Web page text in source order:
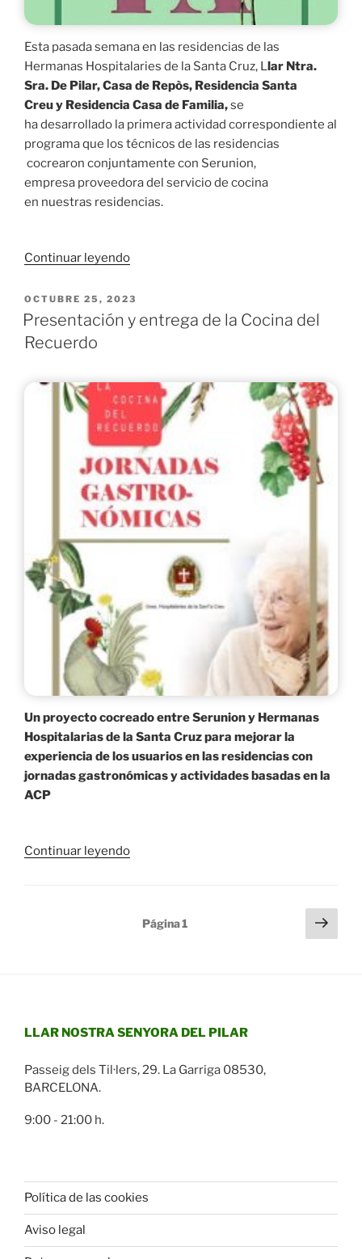
Esta pasada semana en las residencias de las
Hermanas Hospitalaries de la Santa Cruz, Llar Ntra.
Sra. De Pilar, Casa de Repòs, Residencia Santa
Creu y Residencia Casa de Familia,se
ha desarrollado la primera actividad correspondiente al
programa que los técnicos de las residencias
cocrearon conjuntamente con Serunion,
empresa proveedora del servicio de cocina
en nuestras residencias.
Continuar leyendo«En
Residencias
de
la
Santa
Creu:
Elaboramos
pan.»
PUBLICADO
EL
OCTUBRE 25, 2023
Presentación y entrega de la Cocina del
Recuerdo
Un proyecto cocreado entre Serunion y Hermanas
Hospitalarias de la Santa Cruz para mejorar la
experiencia de los usuarios en las residencias con
jornadas gastronómicas y actividades basadas en la
ACP
Continuar leyendo«Presentación
Página1
LLAR NOSTRA SENYORA DEL PILAR
Passeig dels Til·lers, 29. La Garriga 08530,
BARCELONA.
9:00 - 21:00 h.
Política de las cookies
Aviso legal